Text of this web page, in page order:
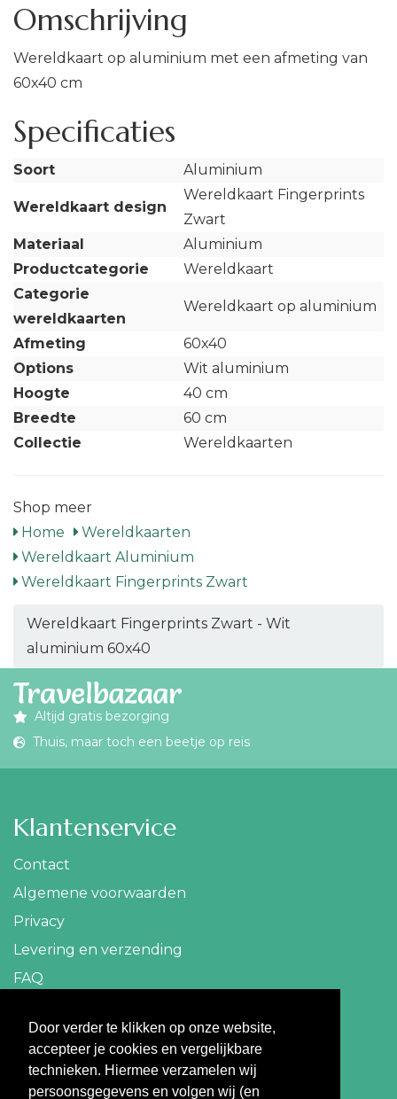
Door verder te klikken op onze website,
accepteer je cookies en vergelijkbare
technieken. Hiermee verzamelen wij
persoonsgegevens en volgen wij (en
Omschrijving
Wereldkaart op aluminium met een afmeting van
60x40 cm
Specificaties
Soort Aluminium
Wereldkaart design
Wereldkaart Fingerprints
Zwart
Materiaal
Aluminium
Productcategorie
Wereldkaart
Categorie
wereldkaarten
Wereldkaart op aluminium
Afmeting
60x40
Options
Wit aluminium
Hoogte
40 cm
Breedte
60 cm
Collectie
Wereldkaarten
Shop meer
Home
Wereldkaarten
Wereldkaart Aluminium
Wereldkaart Fingerprints Zwart
Wereldkaart Fingerprints Zwart - Wit
aluminium 60x40
Altijd gratis bezorging
Thuis, maar toch een beetje op reis
Klantenservice
Contact
Algemene voorwaarden
Privacy
Levering en verzending
FAQ
Contact
info@travelbazaar.nl